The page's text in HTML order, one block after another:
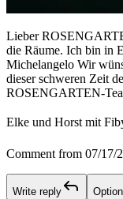
Lieber
die Räume. Ich bin in
Michelangelo Wir
dieser schweren Zeit
ROSENGARTEN-
Elke und Horst mit
Comment from 07/17/
Write reply